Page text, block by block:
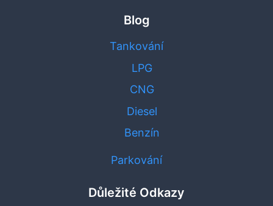
Blog
Tankování
LPG
CNG
Diesel
Benzín
Parkování
Důležité Odkazy